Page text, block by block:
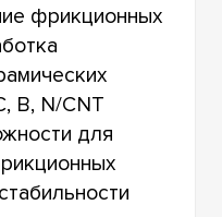
фрикционных
B, N/CNT
для